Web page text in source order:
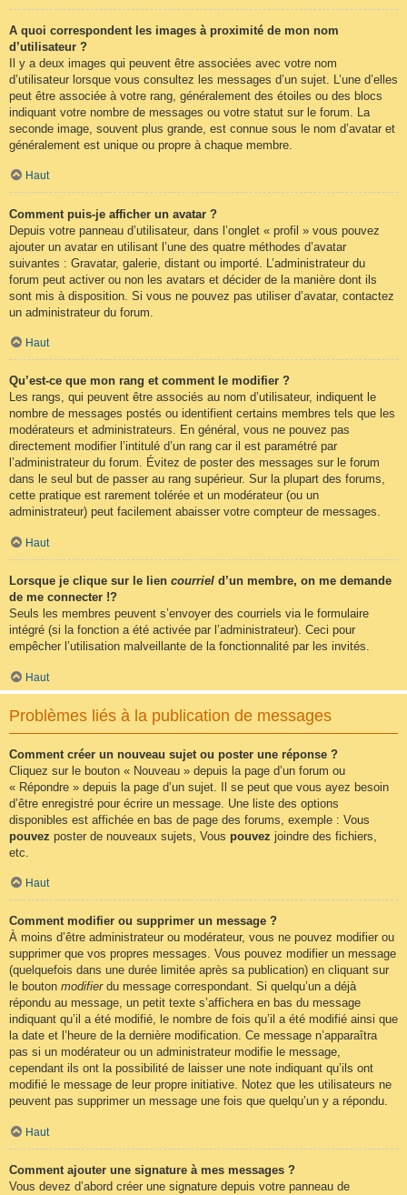
A quoi correspondent les images à proximité de mon nom
d’utilisateur ?
Il y a deux images qui peuvent être associées avec votre nom
d’utilisateur lorsque vous consultez les messages d’un sujet. L’une d’elles
peut être associée à votre rang, généralement des étoiles ou des blocs
indiquant votre nombre de messages ou votre statut sur le forum. La
seconde image, souvent plus grande, est connue sous le nom d’avatar et
généralement est unique ou propre à chaque membre.
Haut
Comment puis-je afficher un avatar ?
Depuis votre panneau d’utilisateur, dans l’onglet « profil » vous pouvez
ajouter un avatar en utilisant l’une des quatre méthodes d’avatar
suivantes : Gravatar, galerie, distant ou importé. L’administrateur du
forum peut activer ou non les avatars et décider de la manière dont ils
sont mis à disposition. Si vous ne pouvez pas utiliser d’avatar, contactez
un administrateur du forum.
Haut
Qu’est-ce que mon rang et comment le modifier ?
Les rangs, qui peuvent être associés au nom d’utilisateur, indiquent le
nombre de messages postés ou identifient certains membres tels que les
modérateurs et administrateurs. En général, vous ne pouvez pas
directement modifier l’intitulé d’un rang car il est paramétré par
l’administrateur du forum. Évitez de poster des messages sur le forum
dans le seul but de passer au rang supérieur. Sur la plupart des forums,
cette pratique est rarement tolérée et un modérateur (ou un
administrateur) peut facilement abaisser votre compteur de messages.
Haut
Lorsque je clique sur le lien courriel d’un membre, on me demande
de me connecter !?
Seuls les membres peuvent s’envoyer des courriels via le formulaire
intégré (si la fonction a été activée par l’administrateur). Ceci pour
empêcher l’utilisation malveillante de la fonctionnalité par les invités.
Haut
Problèmes liés à la publication de messages
Comment créer un nouveau sujet ou poster une réponse ?
Cliquez sur le bouton « Nouveau » depuis la page d’un forum ou
« Répondre » depuis la page d’un sujet. Il se peut que vous ayez besoin
d’être enregistré pour écrire un message. Une liste des options
disponibles est affichée en bas de page des forums, exemple : Vous
pouvez poster de nouveaux sujets, Vous pouvez joindre des fichiers,
etc.
Haut
Comment modifier ou supprimer un message ?
À moins d’être administrateur ou modérateur, vous ne pouvez modifier ou
supprimer que vos propres messages. Vous pouvez modifier un message
(quelquefois dans une durée limitée après sa publication) en cliquant sur
le bouton modifierdu message correspondant. Si quelqu’un a déjà
répondu au message, un petit texte s’affichera en bas du message
indiquant qu’il a été modifié, le nombre de fois qu’il a été modifié ainsi que
la date et l’heure de la dernière modification. Ce message n’apparaîtra
pas si un modérateur ou un administrateur modifie le message,
cependant ils ont la possibilité de laisser une note indiquant qu’ils ont
modifié le message de leur propre initiative. Notez que les utilisateurs ne
peuvent pas supprimer un message une fois que quelqu’un y a répondu.
Haut
Comment ajouter une signature à mes messages ?
Vous devez d’abord créer une signature depuis votre panneau de